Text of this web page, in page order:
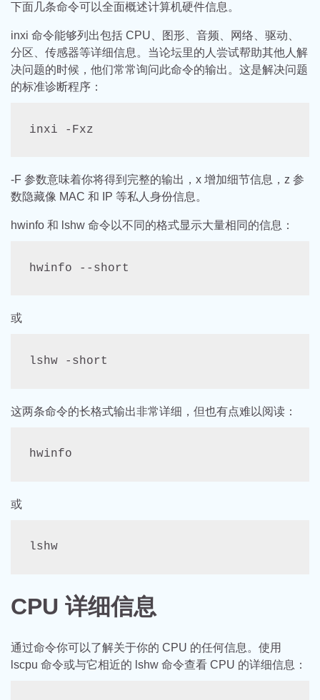
下面几条命令可以全面概述计算机硬件信息。
inxi 命令能够列出包括 CPU、图形、音频、网络、驱动、
分区、传感器等详细信息。当论坛里的人尝试帮助其他人解
决问题的时候，他们常常询问此命令的输出。这是解决问题
的标准诊断程序：
inxi -Fxz
-F 参数意味着你将得到完整的输出，x 增加细节信息，z 参
数隐藏像 MAC 和 IP 等私人身份信息。
hwinfo 和 lshw 命令以不同的格式显示大量相同的信息：
hwinfo --short
或
lshw -short
这两条命令的长格式输出非常详细，但也有点难以阅读：
hwinfo
或
lshw
CPU 详细信息
通过命令你可以了解关于你的 CPU 的任何信息。使用
lscpu 命令或与它相近的 lshw 命令查看 CPU 的详细信息：